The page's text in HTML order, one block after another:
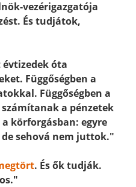
vezérigazgatója
És tudjátok,
évtizedek óta
Függőségben a
Függőségben a
a pénzetek
körforgásban: egyre
sehová nem juttok."
. És ők tudják.